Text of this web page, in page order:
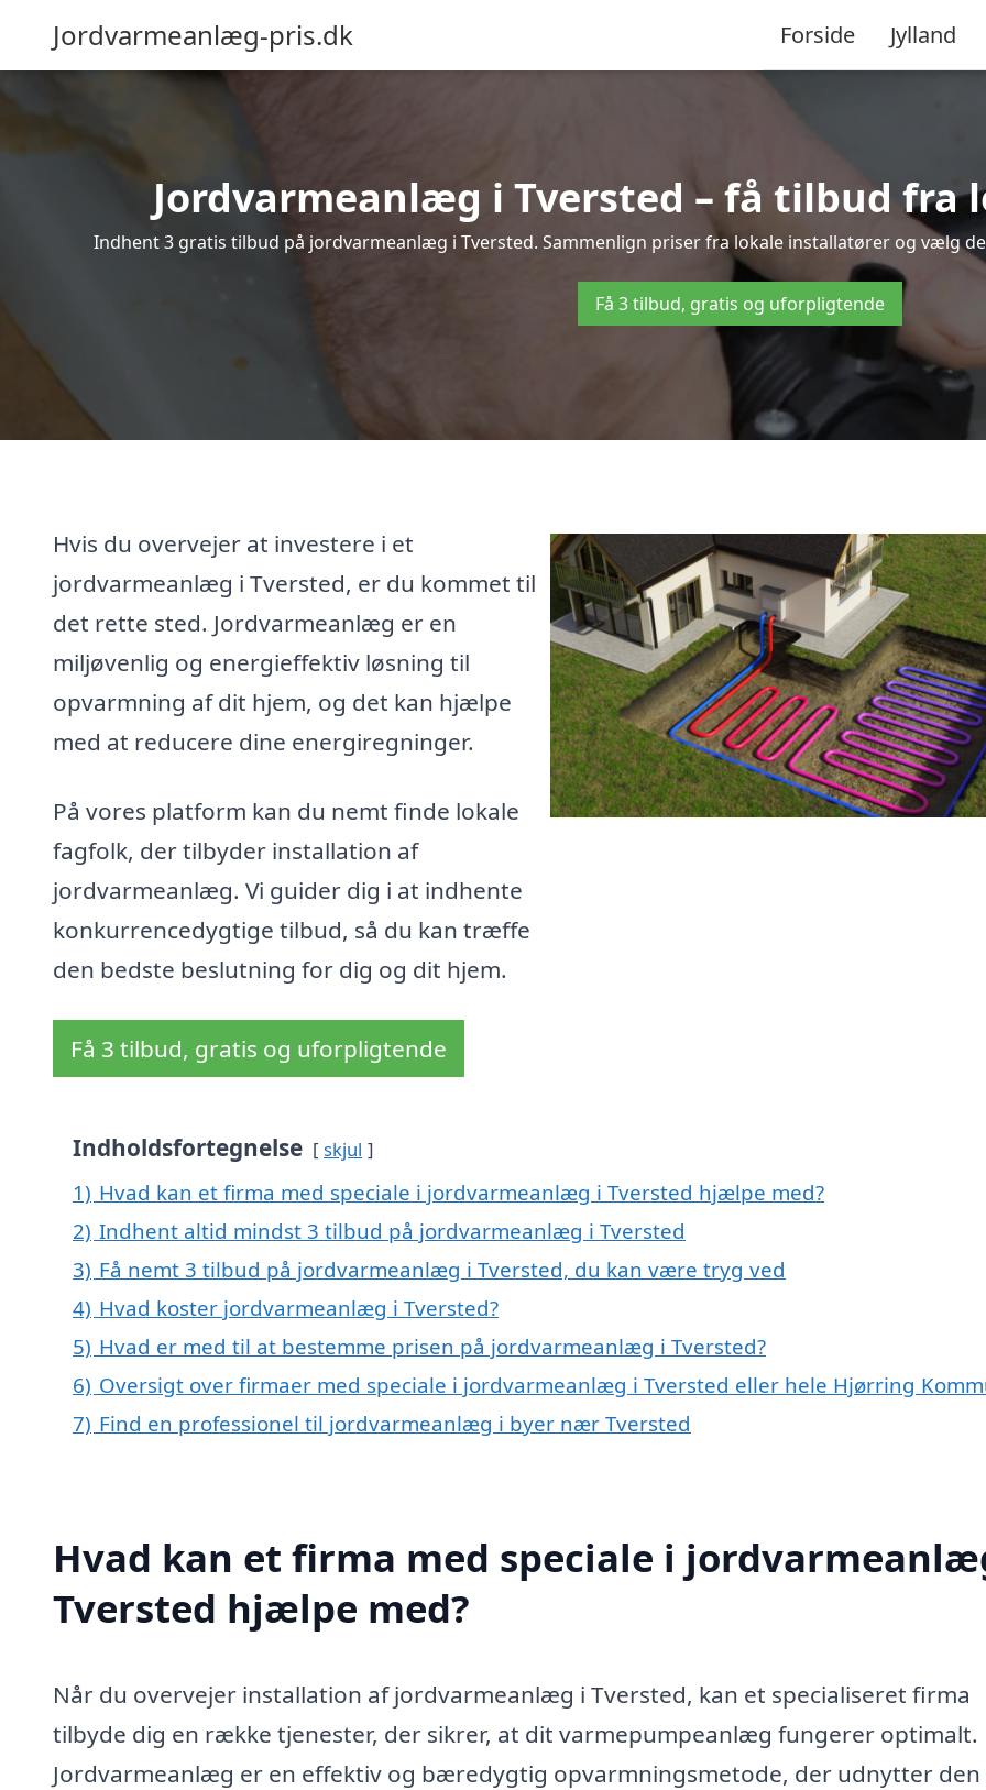
Jordvarmeanlæg-pris.dk Forside Jylland
Jordvarmeanlæg i Tversted – få tilbud fra
Indhent 3 gratis tilbud på jordvarmeanlæg i Tversted. Sammenlign priser fra lokale installatører og vælg
Få 3 tilbud, gratis og uforpligtende
Hvis du overvejer at investere i et
jordvarmeanlæg i Tversted, er du kommet til
det rette sted. Jordvarmeanlæg er en
miljøvenlig og energieffektiv løsning til
opvarmning af dit hjem, og det kan hjælpe
med at reducere dine energiregninger.
På vores platform kan du nemt finde lokale
fagfolk, der tilbyder installation af
jordvarmeanlæg. Vi guider dig i at indhente
konkurrencedygtige tilbud, så du kan træffe
den bedste beslutning for dig og dit hjem.
Få 3 tilbud, gratis og uforpligtende
Indholdsfortegnelse skjul
1) Hvad kan et firma med speciale i jordvarmeanlæg i Tversted hjælpe med?
2) Indhent altid mindst 3 tilbud på jordvarmeanlæg i Tversted
3) Få nemt 3 tilbud på jordvarmeanlæg i Tversted, du kan være tryg ved
4) Hvad koster jordvarmeanlæg i Tversted?
5) Hvad er med til at bestemme prisen på jordvarmeanlæg i Tversted?
6) Oversigt over firmaer med speciale i jordvarmeanlæg i Tversted eller hele Hjørring
7) Find en professionel til jordvarmeanlæg i byer nær Tversted
Hvad kan et firma med speciale i
Tversted hjælpe med?
Når du overvejer installation af jordvarmeanlæg i Tversted, kan et specialiseret firma
tilbyde dig en række tjenester, der sikrer, at dit varmepumpeanlæg fungerer optimalt.
Jordvarmeanlæg er en effektiv og bæredygtig opvarmningsmetode, der udnytter den